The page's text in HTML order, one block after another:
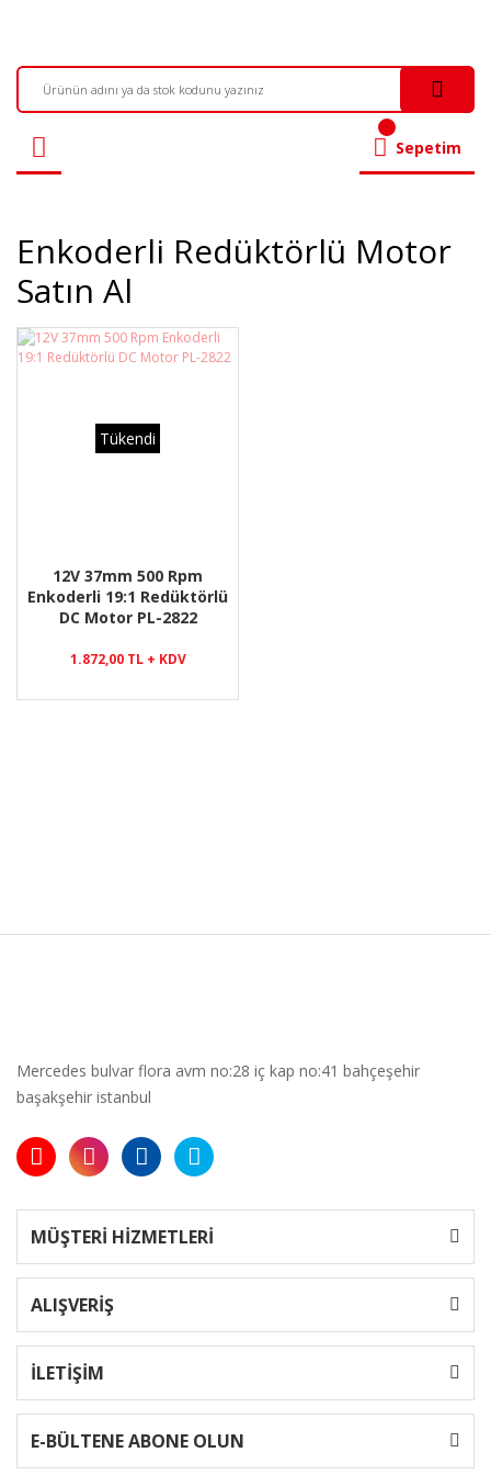
Sepetim
Enkoderli Redüktörlü Motor
Satın Al
Tükendi
12V 37mm 500 Rpm
Enkoderli 19:1 Redüktörlü
DC Motor PL-2822
1.872,00 TL + KDV
Mercedes bulvar flora avm no:28 iç kap no:41 bahçeşehir
başakşehir istanbul
MÜŞTERİ HİZMETLERİ
ALIŞVERİŞ
İLETİŞİM
E-BÜLTENE ABONE OLUN